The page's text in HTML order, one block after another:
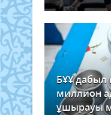
БҰҰ дабыл
миллион
ұшырауы